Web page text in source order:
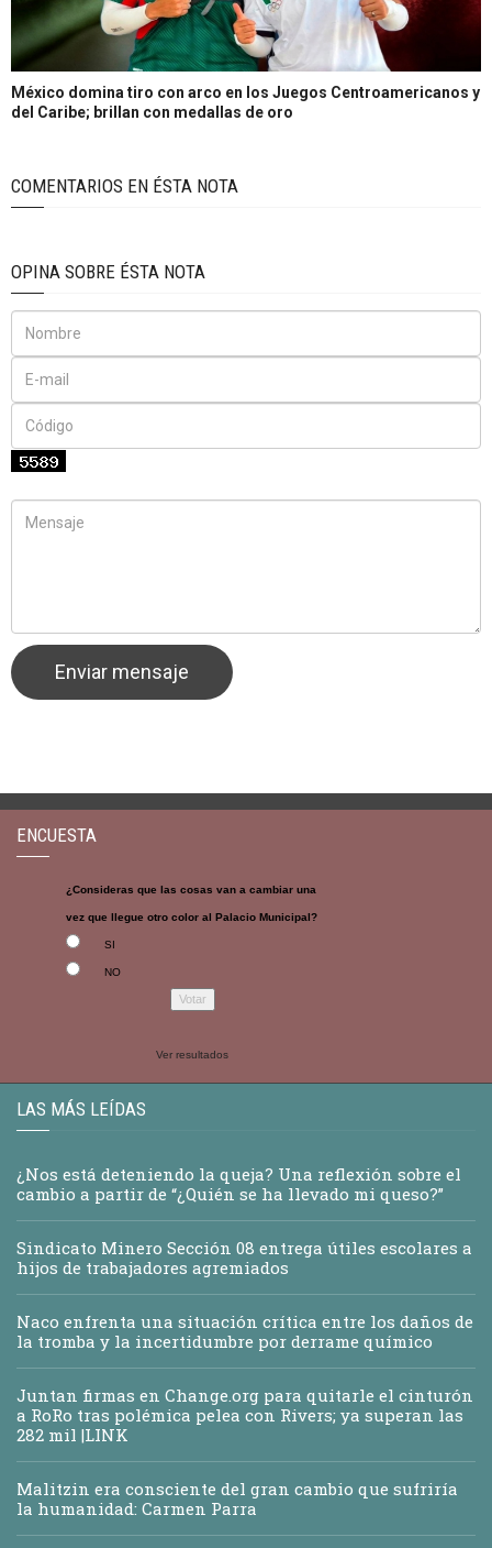
México domina tiro con arco en los Juegos Centroamericanos y
del Caribe; brillan con medallas de oro
COMENTARIOS EN ÉSTA NOTA
OPINA SOBRE ÉSTA NOTA
ENCUESTA
¿Consideras que las cosas van a cambiar una
vez que llegue otro color al Palacio Municipal?
SI
NO
Ver resultados
LAS MÁS LEÍDAS
¿Nos está deteniendo la queja? Una reflexión sobre el
cambio a partir de “¿Quién se ha llevado mi queso?”
Sindicato Minero Sección 08 entrega útiles escolares a
hijos de trabajadores agremiados
Naco enfrenta una situación crítica entre los daños de
la tromba y la incertidumbre por derrame químico
Juntan firmas en Change.org para quitarle el cinturón
a RoRo tras polémica pelea con Rivers; ya superan las
282 mil |LINK
Malitzin era consciente del gran cambio que sufriría
la humanidad: Carmen Parra